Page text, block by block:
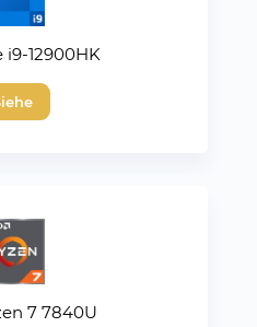
i9-12900HK
7 7840U